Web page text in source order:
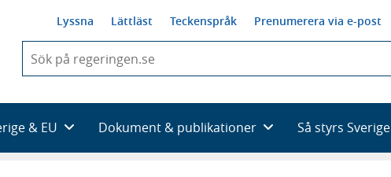
Lyssna Lättläst Teckenspråk Prenumerera via e-post
du
skriva
framträder
en
& EU Dokument & publikationer Så styrs Sverige